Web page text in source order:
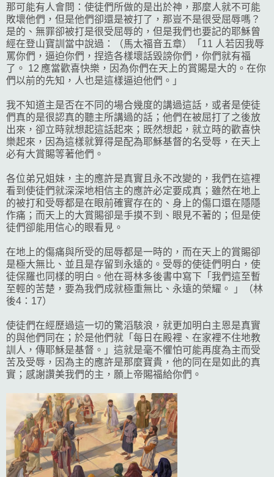
那可能有人會問：使徒們所做的是出於神，那麼人就不可能
敗壞他們，但是他們卻還是被打了，那豈不是很受屈辱嗎？
是的、無罪卻被打是很受屈辱的，但是我們也要記的耶穌曾
經在登山寶訓當中說過：（馬太福音五章）「11 人若因我辱
罵你們，逼迫你們，捏造各樣壞話毀謗你們，你們就有福
了。 12 應當歡喜快樂，因為你們在天上的賞賜是大的。在你
們以前的先知，人也是這樣逼迫他們。」
我不知道主是否在不同的場合幾度的講過這話，或者是使徒
們真的是很認真的聽主所講過的話；他們在被屈打了之後放
出來，卻立時就想起這話起來；既然想起，就立時的歡喜快
樂起來，因為這樣就算得是配為耶穌基督的名受辱，在天上
必有大賞賜等著他們。
各位弟兄姐妹，主的應許是真實且永不改變的，我們在這裡
看到使徒們就深深地相信主的應許必定要成真；雖然在地上
的被打和受辱都是在眼前確實存在的、身上的傷口還在隱隱
作痛；而天上的大賞賜卻是手摸不到、眼見不著的；但是使
徒們卻能用信心的眼看見。
在地上的傷痛與所受的屈辱都是一時的，而在天上的賞賜卻
是極大無比、並且是存留到永遠的。受辱的使徒們明白，使
徒保羅也同樣的明白。他在哥林多後書中寫下「我們這至暫
至輕的苦楚，要為我們成就極重無比、永遠的榮耀。 」（林
後4：17）
使徒們在經歷過這一切的驚滔駭浪，就更加明白主恩是真實
的與他們同在；於是他們就「每日在殿裡、在家裡不住地教
訓人，傳耶穌是基督。」這就是毫不懼怕可能再度為主而受
苦及受辱，因為主的應許是那麼寶貴，他的同在是如此的真
實；感謝讚美我們的主，願上帝賜福給你們。